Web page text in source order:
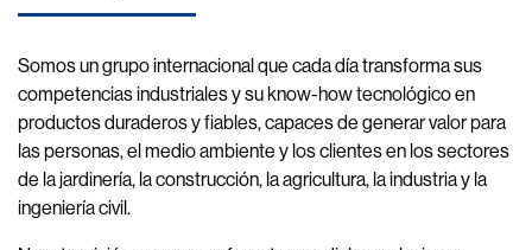
Somos un grupo internacional que cada día transforma sus
competencias industriales y su know-how tecnológico en
productos duraderos y fiables, capaces de generar valor para
las personas, el medio ambiente y los clientes en los sectores
de la jardinería, la construcción, la agricultura, la industria y la
ingeniería civil.